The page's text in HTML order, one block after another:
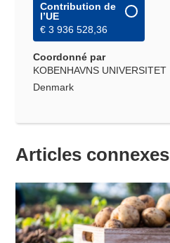
Contribution de
l’UE
€ 3 936 528,36
Coordonné par
KOBENHAVNS UNIVERSITET
Denmark
Articles connexes